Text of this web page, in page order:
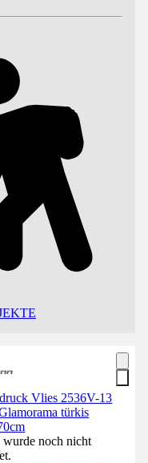
Vlies 2536V-13
türkis
noch nicht